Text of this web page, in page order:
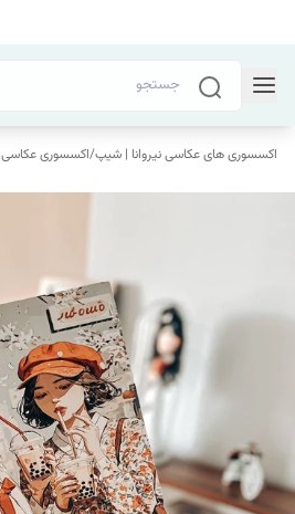
اکسسوری های عکاسی نیروانا | شیپ/اکسسوری عکاسی